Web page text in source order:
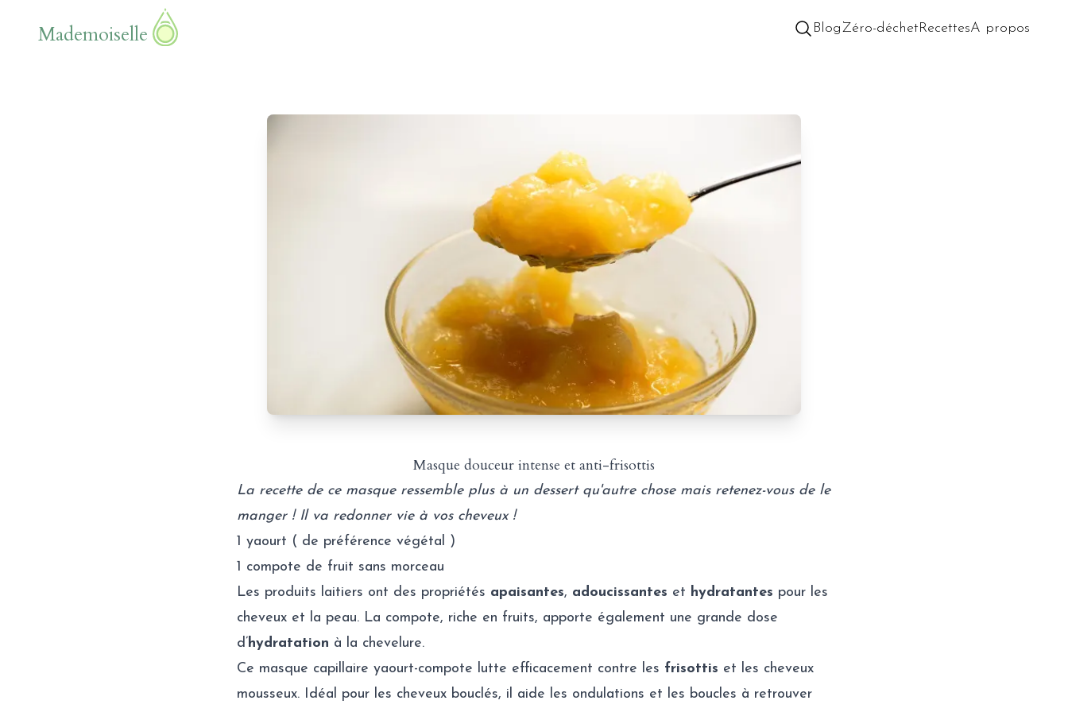
Masque douceur intense et anti-frisottis
La recette de ce masque ressemble plus à un dessert qu'autre chose mais retenez-vous de le
manger ! Il va redonner vie à vos cheveux !
1 yaourt ( de préférence végétal )
1 compote de fruit sans morceau
Les produits laitiers ont des propriétés apaisantes, adoucissantes et hydratantes pour les
cheveux et la peau. La compote, riche en fruits, apporte également une grande dose
d’hydratation à la chevelure.
Ce masque capillaire yaourt-compote lutte efficacement contre les frisottis et les cheveux
mousseux. Idéal pour les cheveux bouclés, il aide les ondulations et les boucles à retrouver
Mademoiselle BlogZéro-déchetRecettesA propos